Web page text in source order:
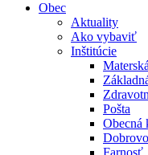
Obec
Aktuality
Ako vybaviť
Inštitúcie
Pošta
Obecná
Farnosť